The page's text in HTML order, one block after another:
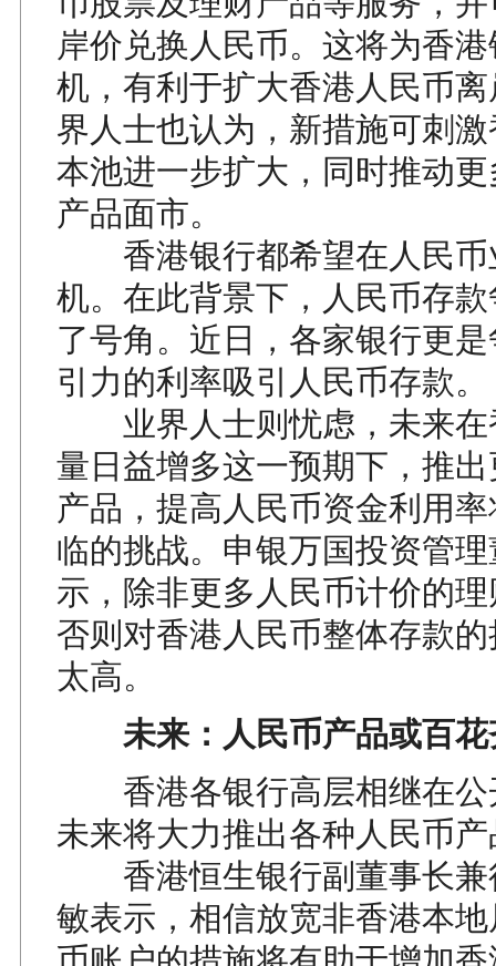
岸价兑换人民币。这将为香
机，有利于扩大香港人民币
界人士也认为，新措施可刺
本池进一步扩大，同时推动
产品面市。
香港银行都希望在人民币
机。在此背景下，人民币存
了号角。近日，各家银行更
引力的利率吸引人民币存款。
业界人士则忧虑，未来在
量日益增多这一预期下，推
产品，提高人民币资金利用
临的挑战。申银万国投资管
示，除非更多人民币计价的
否则对香港人民币整体存款
太高。
未来：人民币产品或百
香港各银行高层相继在公
未来将大力推出各种人民币
香港恒生银行副董事长兼
敏表示，相信放宽非香港本